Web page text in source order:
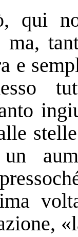
qui
ma,
e